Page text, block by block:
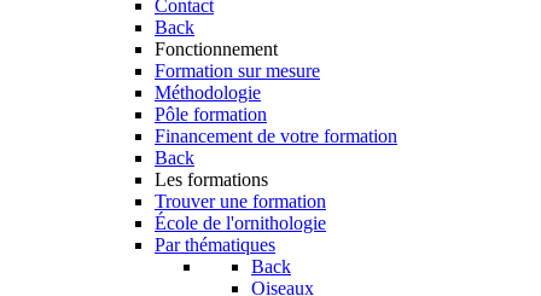
Contact
Back
Fonctionnement
Formation sur mesure
Méthodologie
Pôle formation
Financement de votre formation
Back
Les formations
Trouver une formation
École de l'ornithologie
Par thématiques
Back
Oiseaux